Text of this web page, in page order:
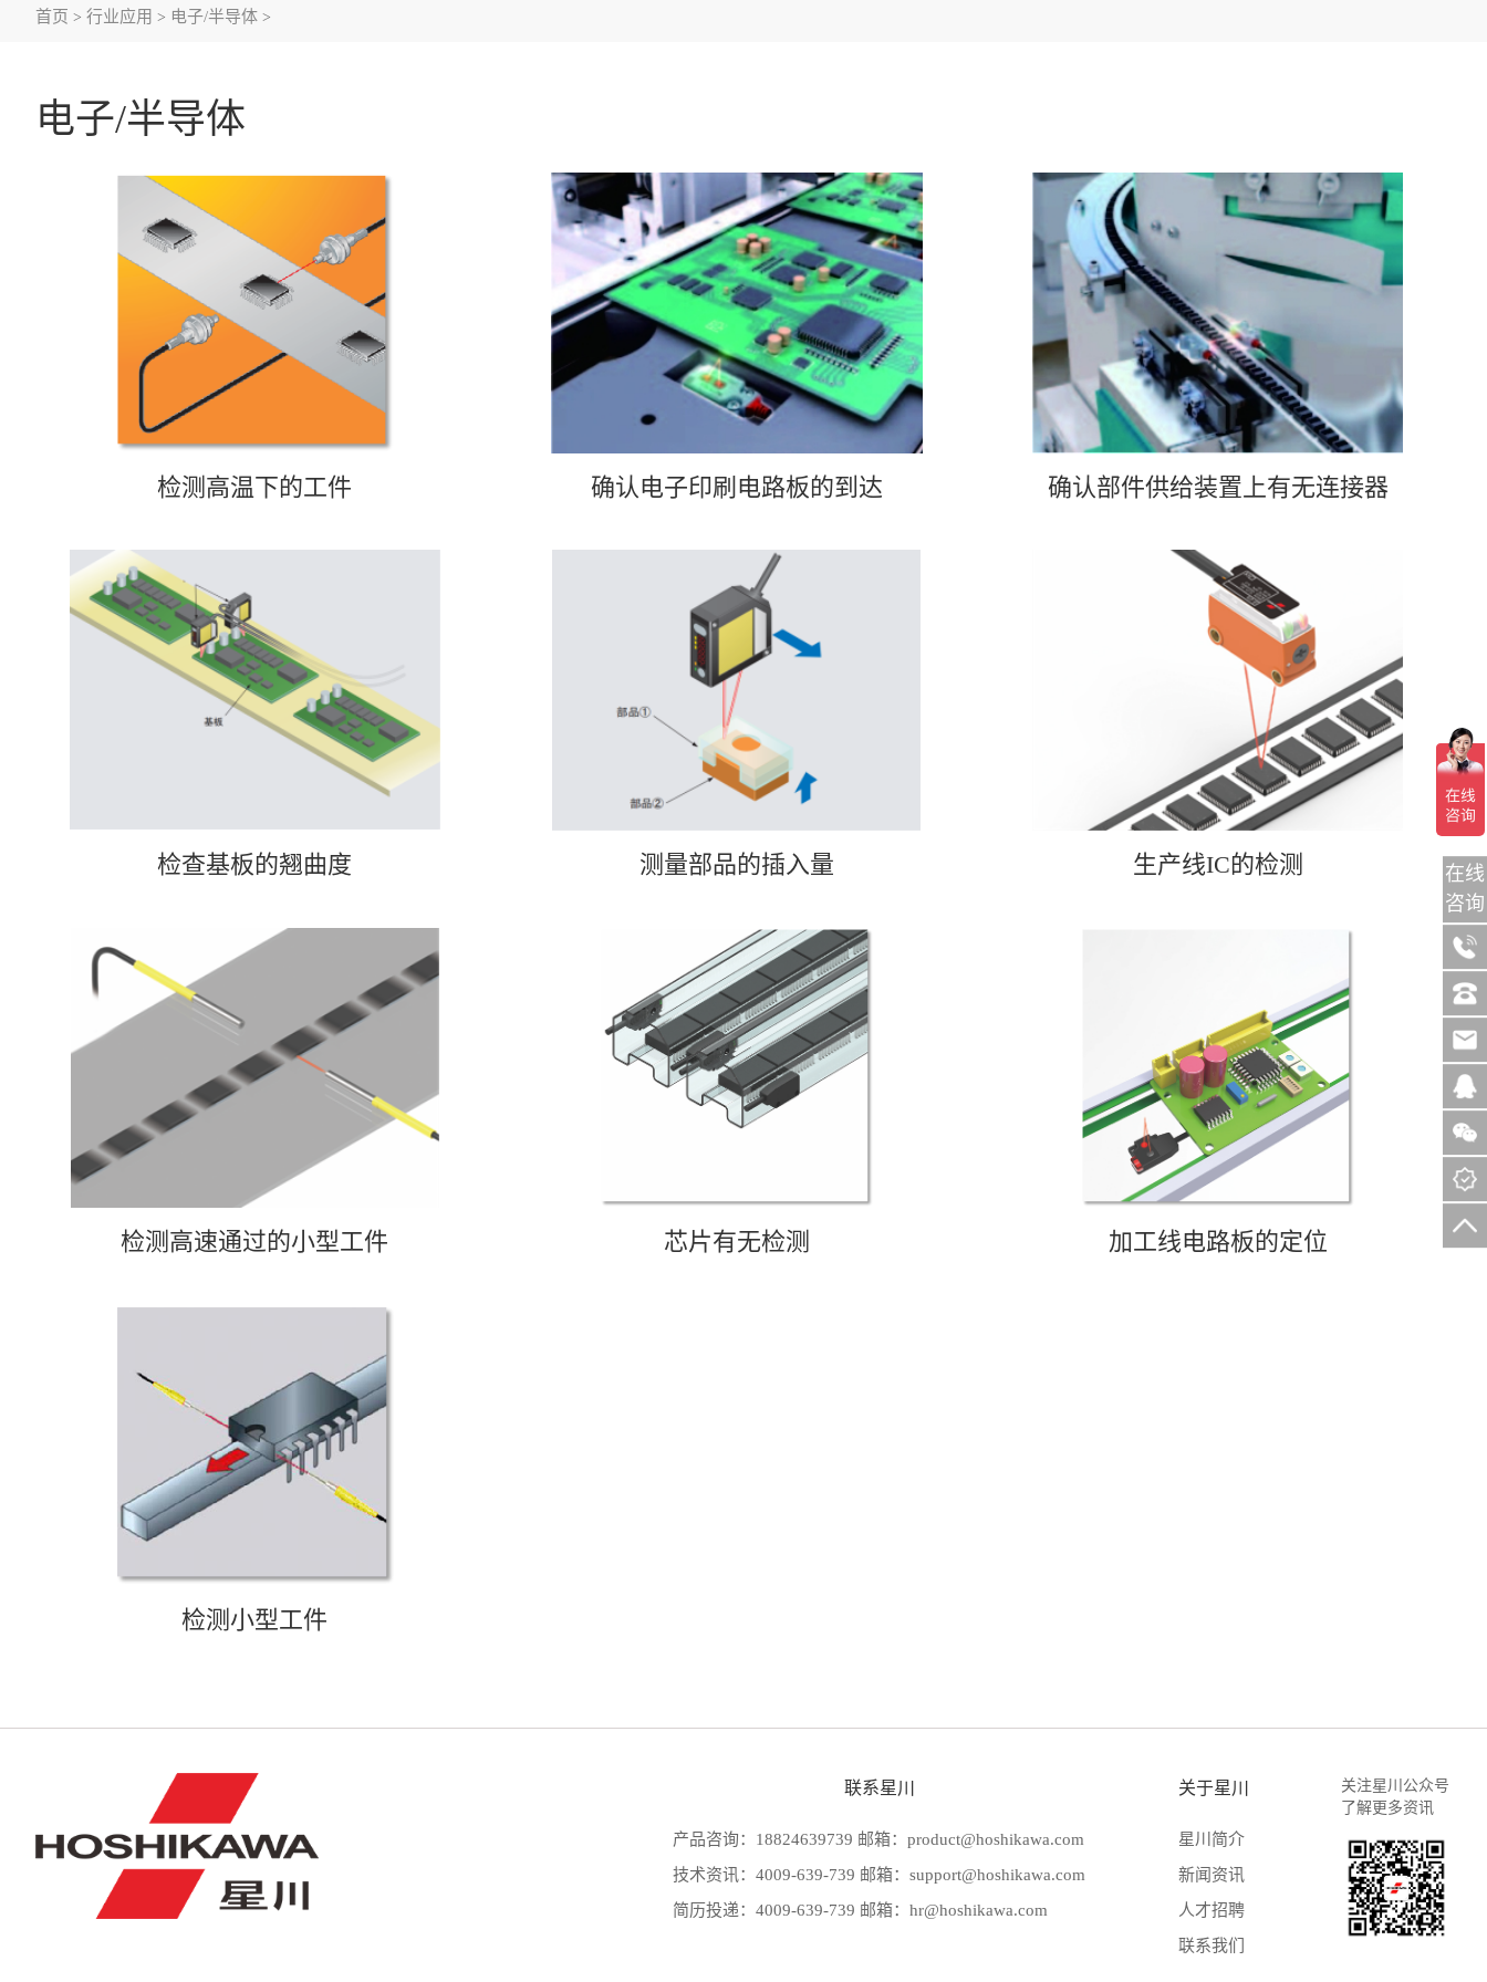
首页 > 行业应用 > 电子/半导体 >
电子/半导体
检测高温下的工件 确认电子印刷电路板的到达 确认部件供给装置上有无连接器
检查基板的翘曲度 测量部品的插入量 生产线IC的检测
检测高速通过的小型工件 芯片有无检测 加工线电路板的定位
检测小型工件
联系星川
产品咨询：18824639739 邮箱：product@hoshikawa.com
技术资讯：4009-639-739 邮箱：support@hoshikawa.com
简历投递：4009-639-739 邮箱：hr@hoshikawa.com
关于星川
星川简介
新闻资讯
人才招聘
联系我们
关注星川公众号
了解更多资讯
在线
咨询